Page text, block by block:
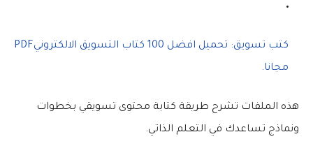
كتب تسويق: تحميل افضل 100 كتاب التسويق الالكترونيPDF
مجانا.
هذه الملفات تشرح طريقة كتابة محتوى تسويقي بخطوات
ونماذج تساعدك في التعلم الذاتي.